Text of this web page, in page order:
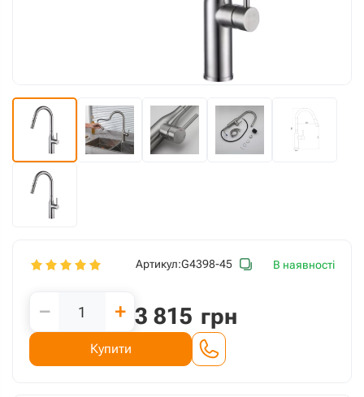
Артикул:G4398-45 В наявності
− + 3 815 грн
Купити